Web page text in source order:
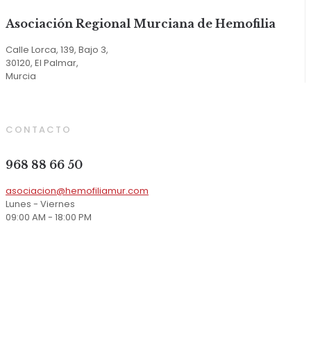
Asociación Regional Murciana de Hemofilia
Calle Lorca, 139, Bajo 3,
30120, El Palmar,
Murcia
CONTACTO
968 88 66 50
asociacion@hemofiliamur.com
Lunes - Viernes
09:00 AM - 18:00 PM